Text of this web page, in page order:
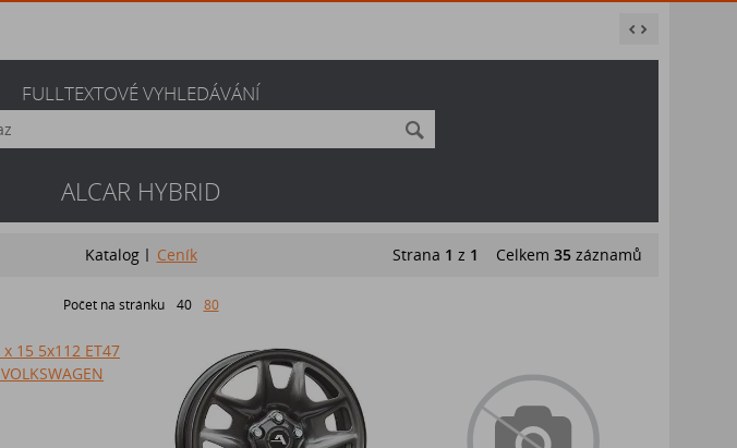
FULLTEXTOVÉ VYHLEDÁVÁNÍ
ALCAR HYBRID
Katalog Ceník Strana 1 z 1 Celkem 35 záznamů
Počet na stránku 40 80